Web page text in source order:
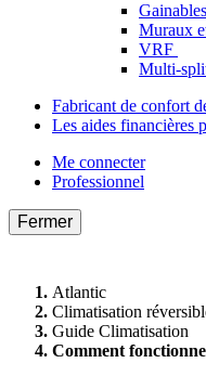
Muraux
VRF
Multi-
Fabricant de confort
Les aides financières
Me connecter
Professionnel
Fermer
Atlantic
Climatisation
Guide Climatisation
Comment